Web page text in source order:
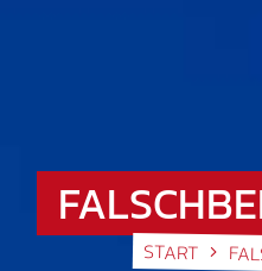
START